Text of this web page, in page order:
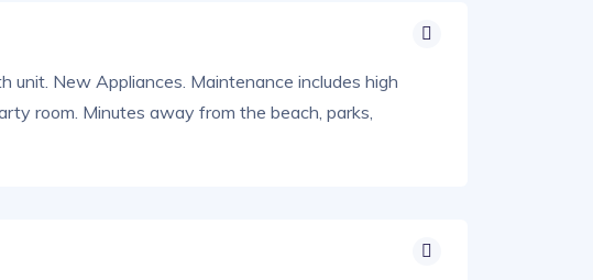
unit. New Appliances. Maintenance includes high
room. Minutes away from the beach, parks,